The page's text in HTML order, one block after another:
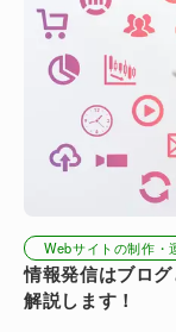
Webサイトの制作・
情報発信はブロ
解説します！